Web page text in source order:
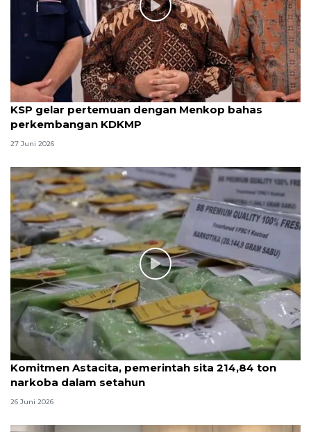
KSP gelar pertemuan dengan Menkop bahas
perkembangan KDKMP
27 Juni 2026
Komitmen Astacita, pemerintah sita 214,84 ton
narkoba dalam setahun
26 Juni 2026